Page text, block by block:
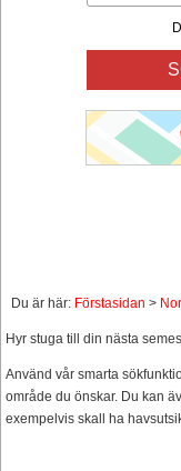
Du är här: Förstasidan >
Hyr stuga till din nästa
Använd vår smarta
område du önskar. Du kan
exempelvis skall ha